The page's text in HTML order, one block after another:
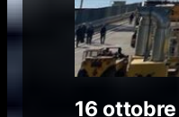
16 ottobre